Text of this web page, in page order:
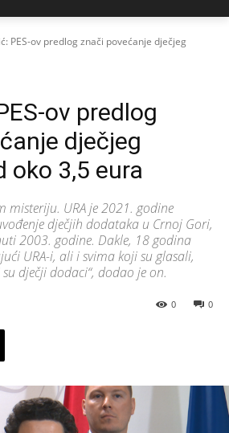
PES-ov predlog znači povećanje dječjeg
ov predlog
dječjeg
oko 3,5 eura
misteriju. URA je 2021. godine
dječjih dodataka u Crnoj Gori,
2003. godine. Dakle, 18 godina
URA-i, ali i svima koji su glasali,
dječji dodaci“, dodao je on.
0
0